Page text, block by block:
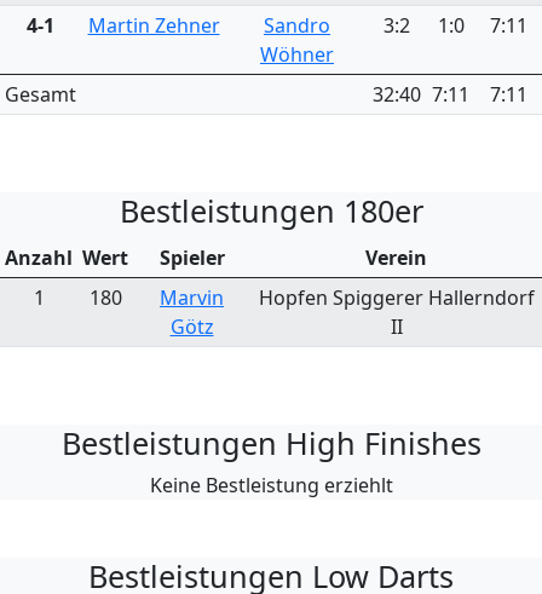
4-1 Martin Zehner
Sandro
Wöhner
3:2 1:0 7:11
Gesamt 32:40 7:11 7:11
Bestleistungen 180er
Anzahl Wert Spieler
Verein
1
180
Marvin
Götz
Hopfen Spiggerer Hallerndorf
II
Bestleistungen High Finishes
Keine Bestleistung erziehlt
Bestleistungen Low Darts